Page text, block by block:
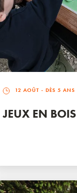
12 AOÛT - DÈS 5 ANS
JEUX EN BOIS